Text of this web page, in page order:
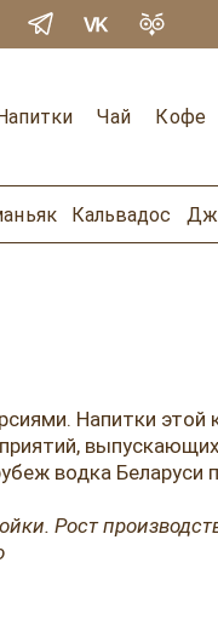
Чай Кофе
Кальвадос
Напитки этой
водка Беларуси
Рост